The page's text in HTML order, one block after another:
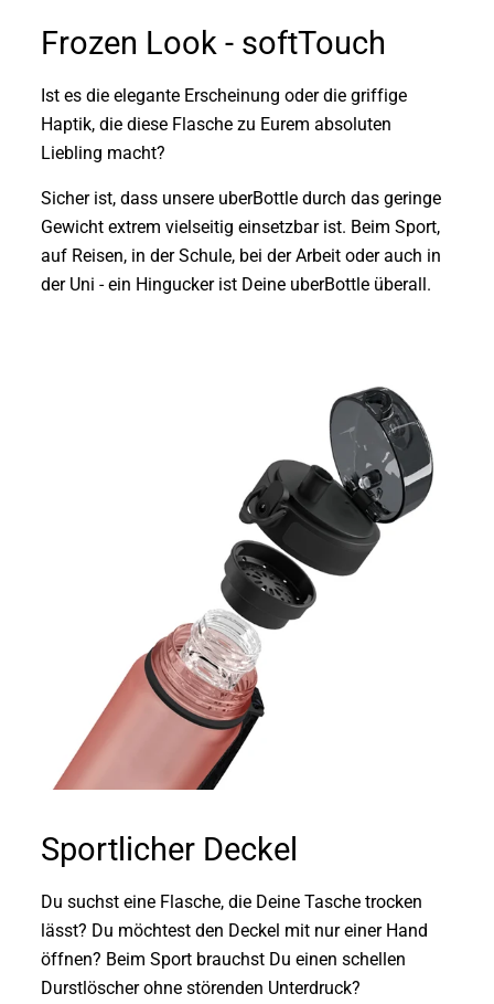
Frozen Look - softTouch
Ist es die elegante Erscheinung oder die griffige
Haptik, die diese Flasche zu Eurem absoluten
Liebling macht?
Sicher ist, dass unsere uberBottle durch das geringe
Gewicht extrem vielseitig einsetzbar ist. Beim Sport,
auf Reisen, in der Schule, bei der Arbeit oder auch in
der Uni - ein Hingucker ist Deine uberBottle überall.
Sportlicher Deckel
Du suchst eine Flasche, die Deine Tasche trocken
lässt? Du möchtest den Deckel mit nur einer Hand
öffnen? Beim Sport brauchst Du einen schellen
Durstlöscher ohne störenden Unterdruck?